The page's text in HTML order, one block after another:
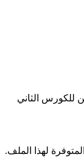
للكورس الثاني
لهذا الملف.